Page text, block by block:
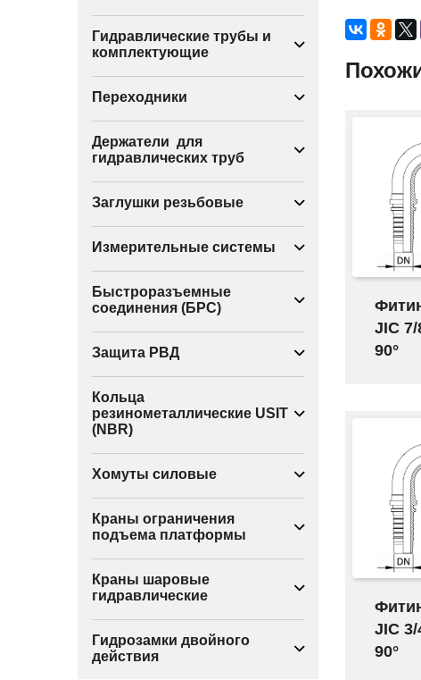
Гидравлические трубы и
комплектующие
Переходники
Держатели для
гидравлических труб
Заглушки резьбовые
Измерительные системы
Быстроразъемные
соединения (БРС)
Защита РВД
Кольца
резинометаллические USIT
(NBR)
Хомуты силовые
Краны ограничения
подъема платформы
Краны шаровые
гидравлические
Гидрозамки двойного
действия
JIC
90°
JIC
90°